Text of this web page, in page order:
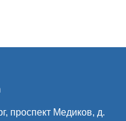
проспект Медиков, д.